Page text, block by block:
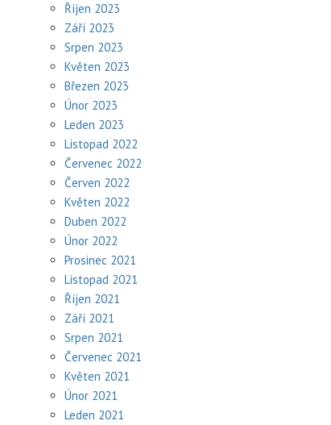
Říjen 2023
Září 2023
Srpen 2023
Květen 2023
Březen 2023
Únor 2023
Leden 2023
Listopad 2022
Červenec 2022
Červen 2022
Květen 2022
Duben 2022
Únor 2022
Prosinec 2021
Listopad 2021
Říjen 2021
Září 2021
Srpen 2021
Červenec 2021
Květen 2021
Únor 2021
Leden 2021